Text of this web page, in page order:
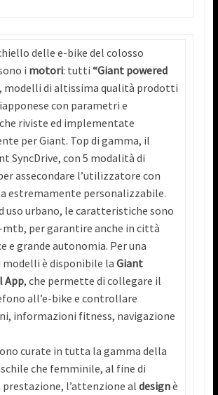
delle e-bike del colosso
i motori: tutti “Giant powered
modelli di altissima qualità prodotti
con parametri e
riviste ed implementate
per Giant. Top di gamma, il
SyncDrive, con 5 modalità di
assecondare l’utilizzatore con
estremamente personalizzabile.
uso urbano, le caratteristiche sono
per garantire anche in città
e grande autonomia. Per una
modelli è disponibile la Giant
App, che permette di collegare il
all’e-bike e controllare
informazioni fitness, navigazione
curate in tutta la gamma della
che femminile, al fine di
l’attenzione al designè